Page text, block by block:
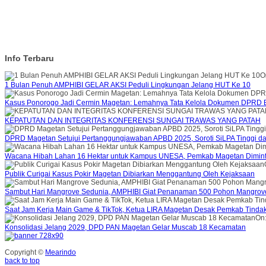
Info Terbaru
1 Bulan Penuh AMPHIBI GELAR AKSI Peduli Lingkungan Jelang HUT Ke 10
Kasus Ponorogo Jadi Cermin Magetan: Lemahnya Tata Kelola Dokumen DPRD
KEPATUTAN DAN INTEGRITAS KONFERENSI SUNGAI TRAWAS YANG PATAH
DPRD Magetan Setujui Pertanggungjawaban APBD 2025, Soroti SiLPA Tinggi
Wacana Hibah Lahan 16 Hektar untuk Kampus UNESA, Pemkab Magetan
Publik Curigai Kasus Pokir Magetan Dibiarkan Menggantung Oleh Kejaksaan
Sambut Hari Mangrove Sedunia, AMPHIBI Giat Penanaman 500 Pohon
Saat Jam Kerja Main Game & TikTok, Ketua LIRA Magetan Desak Pemkab
On:
Konsolidasi Jelang 2029, DPD PAN Magetan Gelar Muscab 18 Kecamatan
Copyright © Mearindo
back to top